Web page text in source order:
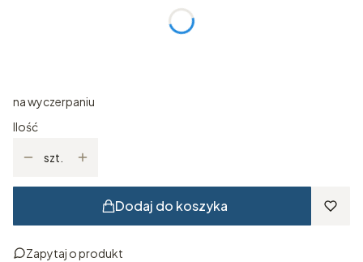
na wyczerpaniu
Ilość
szt.
Dodaj do koszyka
Zapytaj o produkt